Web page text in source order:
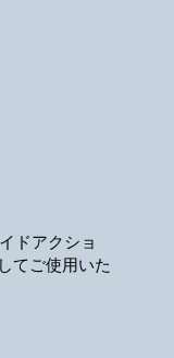
ドアクショ
てご使用いた